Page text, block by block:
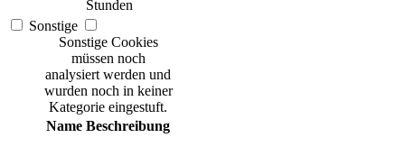
Stunden
Sonstige
Sonstige Cookies
müssen noch
analysiert werden und
wurden noch in keiner
Kategorie eingestuft.
Name Beschreibung